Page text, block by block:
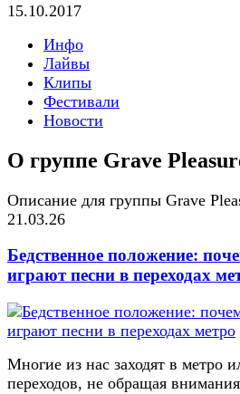
15.10.2017
Инфо
Лайвы
Клипы
Фестивали
Новости
О группе Grave
Описание для группы Grave
21.03.26
Бедственное положение:
играют песни в переходах
Многие из нас заходят в метро
переходов, не обращая